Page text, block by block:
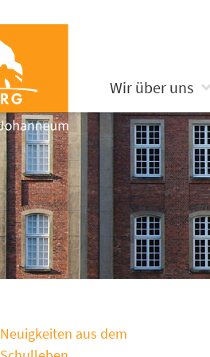
Wir über uns
Neuigkeiten aus dem